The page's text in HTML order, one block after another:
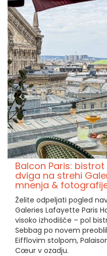
Balcon Paris:
dviga na strehi
mnenja &
Želite odpeljati pogled
Galeries Lafayette Paris
visoko izhodišče – pol
Sebbag po novem
Eifflovim stolpom,
Cœur v ozadju.